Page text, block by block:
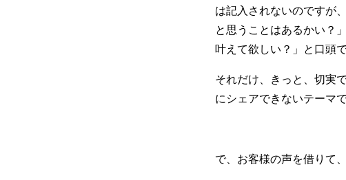
は記入されないのですが
と思うことはあるかい？
叶えて欲しい？」と口頭
それだけ、きっと、切実
にシェアできないテーマ
で、お客様の声を借りて